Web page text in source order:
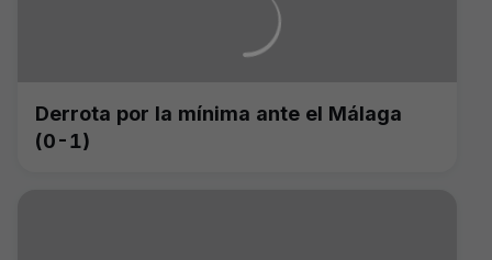
Derrota por la mínima ante el Málaga
(0-1)